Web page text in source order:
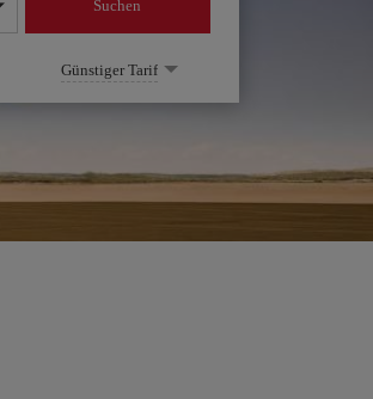
Suchen
Günstiger Tarif